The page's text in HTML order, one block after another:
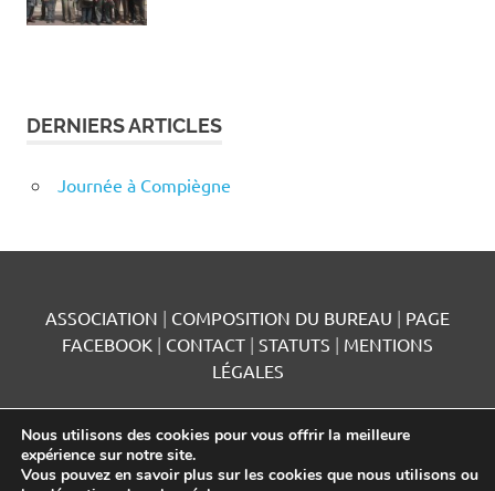
DERNIERS ARTICLES
Journée à Compiègne
ASSOCIATION | COMPOSITION DU BUREAU | PAGE
FACEBOOK | CONTACT | STATUTS | MENTIONS
LÉGALES
Nous utilisons des cookies pour vous offrir la meilleure
expérience sur notre site.
Vous pouvez en savoir plus sur les cookies que nous utilisons ou